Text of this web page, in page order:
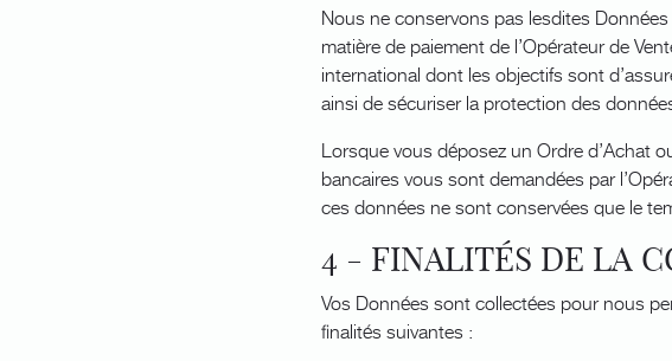
Nous ne conservons pas lesdites
matière de paiement de l’Opérateur de
international dont les objectifs sont
ainsi de sécuriser la protection des
Lorsque vous déposez un Ordre d’Achat
bancaires vous sont demandées par
ces données ne sont conservées que le
4 - FINALITÉS DE LA
Vos Données sont collectées pour nous
finalités suivantes :